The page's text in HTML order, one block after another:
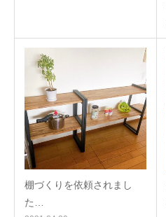
棚づくりを依頼されまし
た…